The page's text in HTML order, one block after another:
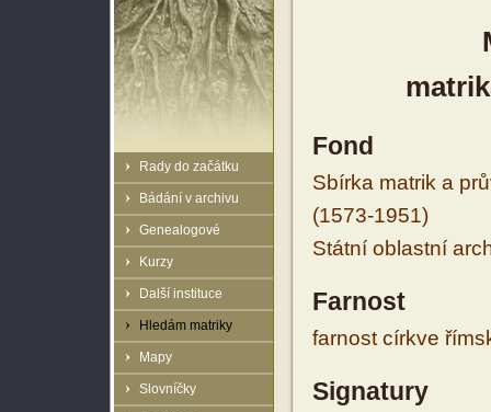
Rady do začátku
Bádání v archivu
Genealogové
Kurzy
Další instituce
Hledám matriky
Mapy
Slovníčky
Fond
Sbírka matrik a
(1573-1951)
Státní oblastní
Farnost
farnost církve
Signatury